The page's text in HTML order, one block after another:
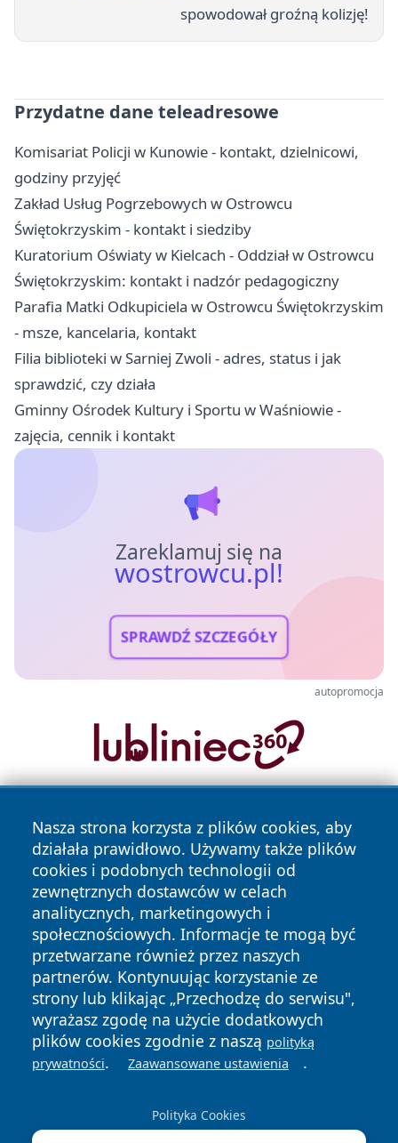
spowodował groźną kolizję!
Przydatne dane teleadresowe
Komisariat Policji w Kunowie - kontakt, dzielnicowi,
godziny przyjęć
Zakład Usług Pogrzebowych w Ostrowcu
Świętokrzyskim - kontakt i siedziby
Kuratorium Oświaty w Kielcach - Oddział w Ostrowcu
Świętokrzyskim: kontakt i nadzór pedagogiczny
Parafia Matki Odkupiciela w Ostrowcu Świętokrzyskim
- msze, kancelaria, kontakt
Filia biblioteki w Sarniej Zwoli - adres, status i jak
sprawdzić, czy działa
Gminny Ośrodek Kultury i Sportu w Waśniowie -
zajęcia, cennik i kontakt
Zareklamuj się na
wostrowcu.pl!
SPRAWDŹ SZCZEGÓŁY
autopromocja
Nasza strona korzysta z plików cookies, aby
działała prawidłowo. Używamy także plików
cookies i podobnych technologii od
zewnętrznych dostawców w celach
analitycznych, marketingowych i
społecznościowych. Informacje te mogą być
przetwarzane również przez naszych
partnerów. Kontynuując korzystanie ze
strony lub klikając „Przechodzę do serwisu",
wyrażasz zgodę na użycie dodatkowych
plików cookies zgodnie z naszą polityką
prywatności. Zaawansowane ustawienia .
Polityka Cookies
Copyright © 2026 wostrowcu.pl Wszystkie prawa zastrzeżone.
News Autorzy
Polityka
Prywatności
Polityka
Cookies